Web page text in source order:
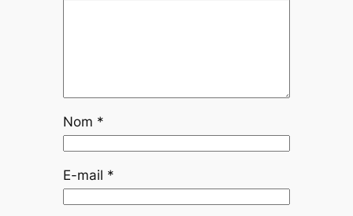
Nom *
E-mail *